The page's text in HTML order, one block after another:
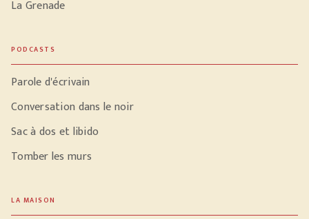
La Grenade
PODCASTS
Parole d'écrivain
Conversation dans le noir
Sac à dos et libido
Tomber les murs
LA MAISON